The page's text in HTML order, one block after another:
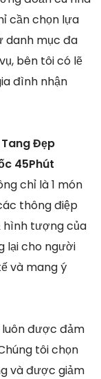
cần chọn lựa
danh mục đa
bên tôi có lẽ
đình nhận
Đẹp
45Phút
chỉ là 1 món
thông điệp
hình tượng của
lại cho người
và mang ý
được đảm
tôi chọn
và được giảm